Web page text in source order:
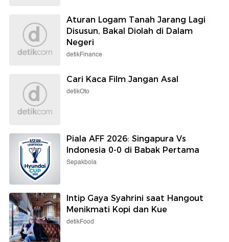
Aturan Logam Tanah Jarang Lagi
Disusun, Bakal Diolah di Dalam
Negeri
detikFinance
Cari Kaca Film Jangan Asal
detikOto
Piala AFF 2026: Singapura Vs
Indonesia 0-0 di Babak Pertama
Sepakbola
Intip Gaya Syahrini saat Hangout
Menikmati Kopi dan Kue
detikFood